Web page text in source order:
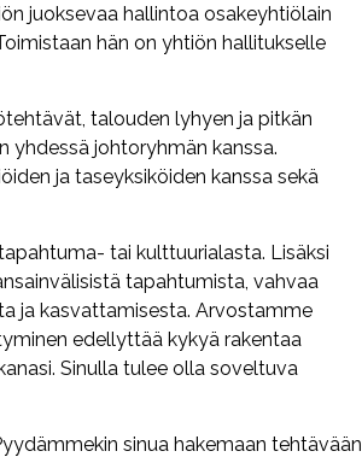
juoksevaa hallintoa osakeyhtiölain
hän on yhtiön hallitukselle
talouden lyhyen ja pitkän
yhdessä johtoryhmän kanssa.
ja taseyksiköiden kanssa sekä
tai kulttuurialasta. Lisäksi
tapahtumista, vahvaa
ja kasvattamisesta. Arvostamme
edellyttää kykyä rakentaa
Sinulla tulee olla soveltuva
sinua hakemaan tehtävään